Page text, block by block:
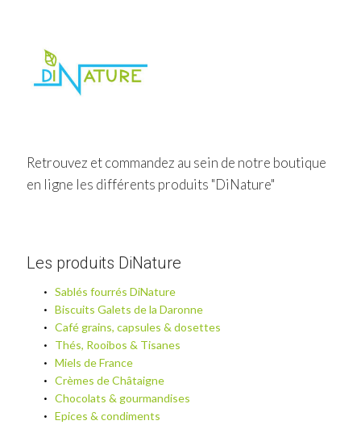
Retrouvez et commandez au sein de notre boutique
en ligne les différents produits "DiNature"
Les produits DiNature
Sablés fourrés DiNature
Biscuits Galets de la Daronne
Café grains, capsules & dosettes
Thés, Rooibos & Tisanes
Miels de France
Crèmes de Châtaigne
Chocolats & gourmandises
Epices & condiments